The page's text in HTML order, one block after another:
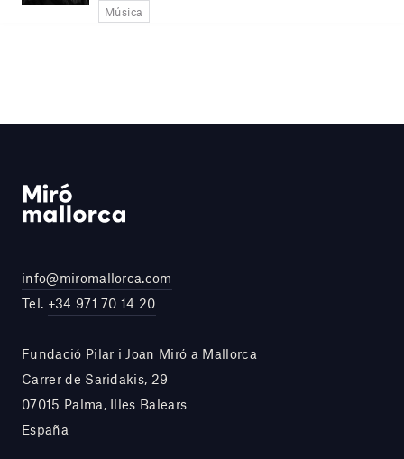
Música
info@miromallorca.com
Tel. +34 971 70 14 20
Fundació Pilar i Joan Miró a Mallorca
Carrer de Saridakis, 29
07015 Palma, Illes Balears
España